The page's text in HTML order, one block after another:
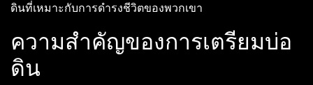
ดินที่เหมาะกับการดำรงชีวิตของพวกเขา
ความสำคัญของการเตรียมบ่อ
ดิน